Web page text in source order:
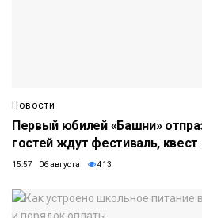
Новости
Первый юбилей «Башни»
гостей ждут фестиваль,
15:57 06 августа 413